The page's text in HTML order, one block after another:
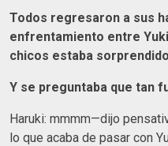
Todos regresaron a sus
enfrentamiento entre
chicos estaba
Y se preguntaba que tan
Haruki: mmmm—dijo
lo que acaba de pasar con